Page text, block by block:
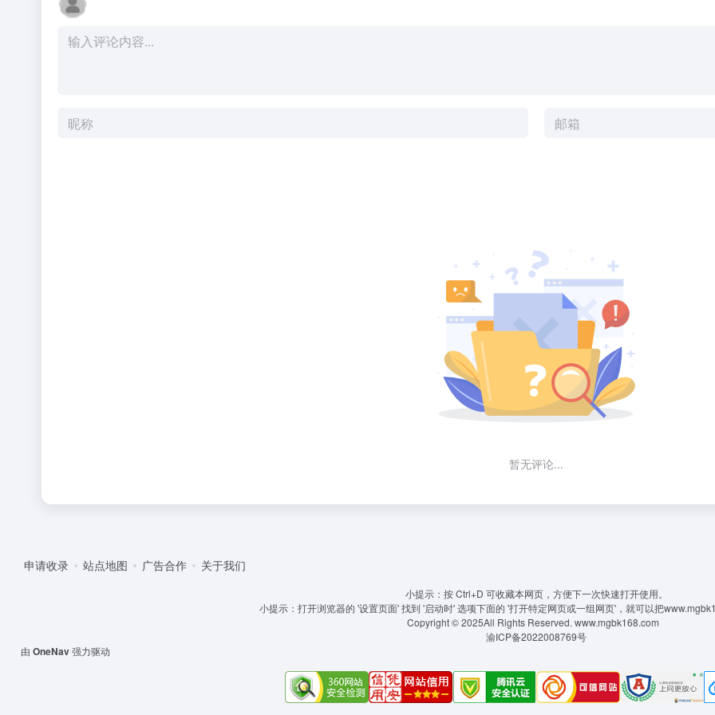
暂无评论...
申请收录 站点地图 广告合作 关于我们
小提示：按 Ctrl+D 可收藏本网页，方便下一次快速打开使用。
小提示：打开浏览器的 '设置页面' 找到 '启动时' 选项下面的 '打开特定网页或一组网页'，就可以把
Copyright © 2025All Rights Reserved. www.mgbk168.com
渝ICP备2022008769号
由 OneNav强力驱动